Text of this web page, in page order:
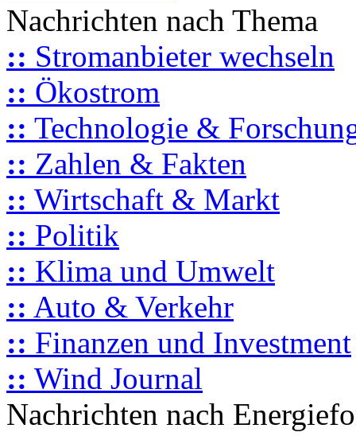
Nachrichten nach Thema
:: Stromanbieter wechseln
:: Ökostrom
:: Technologie &
:: Zahlen & Fakten
:: Wirtschaft & Markt
:: Politik
:: Klima und Umwelt
:: Auto & Verkehr
:: Finanzen und Investment
:: Wind Journal
Nachrichten nach